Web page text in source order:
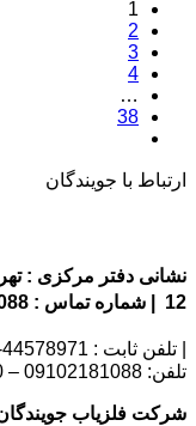
1
2
3
4
…
38
ارتباط با جویندگان
نشانی دفتر مرکزی :
12 | شماره تماس : 09102181088
| تلفن ثابت : 44578971-021 | ساعات تماس همه روزه 9 الی 18
تلفن: 09102181088 – 09102191330
شرکت فلزیاب